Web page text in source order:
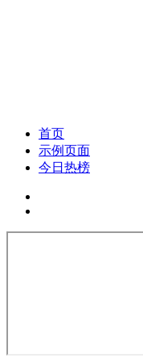
首页
示例页面
今日热榜